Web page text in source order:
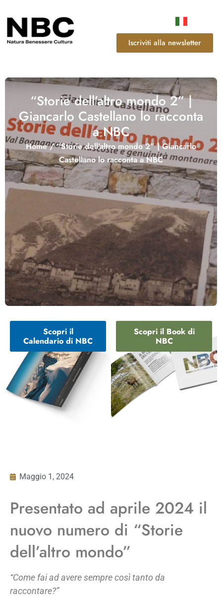
Iscriviti alla newsletter
“Storie dell’altro mondo 2” |
Giancarlo Castellano lo racconta
a NBC
Home/“Storie dell’altro mondo 2” | Giancarlo
Castellano lo racconta a NBC
Scopri il
Calendario di NBC
Scopri il Book di
NBC
Maggio 1, 2024
Presentato ad aprile 2024 il
nuovo numero di “Storie
dell’altro mondo”
“Come fai ad avere sempre così tanto da
raccontare?”